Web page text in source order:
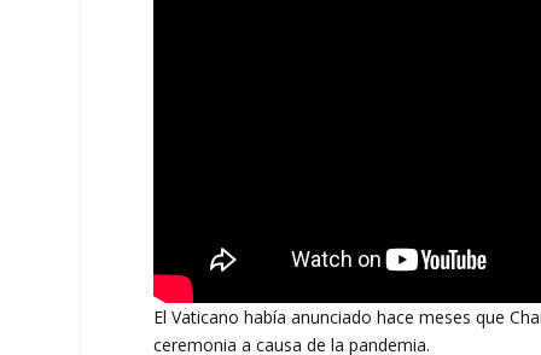
El Vaticano había anunciado hace meses que
ceremonia a causa de la pandemia.